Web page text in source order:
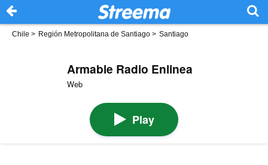
Chile > Región Metropolitana de Santiago > Santiago
Armable Radio Enlinea
Web
Play